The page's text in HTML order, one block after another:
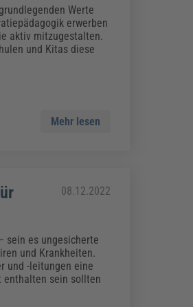
Werte
erwerben
aktiv mitzugestalten.
und Kitas diese
Mehr lesen
08.12.2022
sein es ungesicherte
und Krankheiten.
und -leitungen eine
enthalten sein sollten